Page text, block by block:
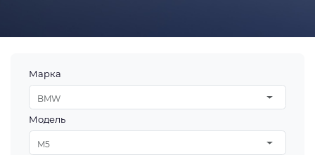
Марка
BMW
Модель
M5